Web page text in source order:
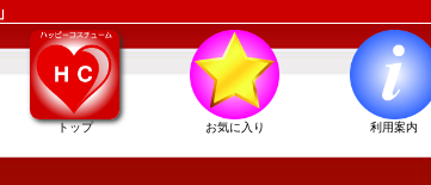
トップ お気に入り 利用案内